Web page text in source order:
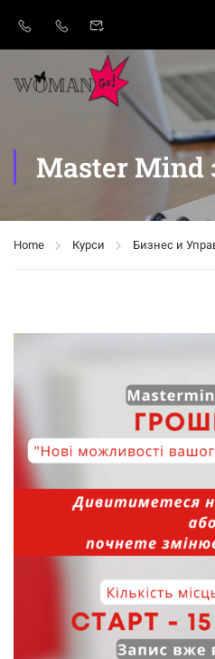
Master Mind
Home Курси Бизнес и